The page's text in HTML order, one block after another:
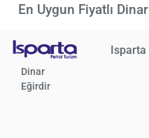
En Uygun Fiyatlı
Dinar
Eğirdir